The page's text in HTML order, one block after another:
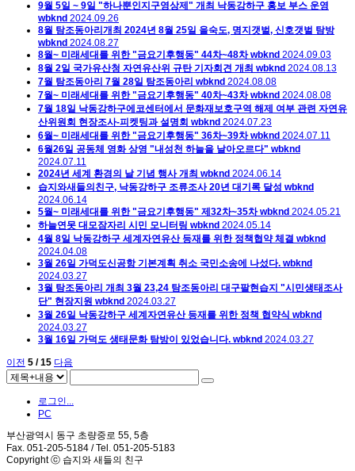
9월 5일 ~ 9일 "하나뿐인지구영상제" 개최 낙동강하구 홍보 부스 운영
wbknd 2024.09.26
8월 탐조동아리개최 2024년 8월 25일 을숙도, 명지갯벌, 신호갯벌 탐방
wbknd 2024.08.27
8월~ 미래세대를 위한 "금요기후행동" 44차~48차 wbknd 2024.09.03
8월 2일 국가유산청 자연유산위 규탄 기자회견 개최 wbknd 2024.08.13
7월 탐조동아리 7월 28일 탐조동아리 wbknd 2024.08.08
7월~ 미래세대를 위한 "금요기후행동" 40차~43차 wbknd 2024.08.08
7월 18일 낙동강하구에코센터에서 문화재보호구역 해제 여부 관련 자연유
산위원회 현장조사-피켓팅과 설명회 wbknd 2024.07.23
6월~ 미래세대를 위한 "금요기후행동" 36차~39차 wbknd 2024.07.11
6월26일 공동체 영화 상영 "내성천 하늘을 날아오르다" wbknd
2024.07.11
2024년 세계 환경의 날 기념 행사 개최 wbknd 2024.06.14
습지와새들의친구, 낙동강하구 조류조사 20년 대기록 달성 wbknd
2024.06.14
5월~ 미래세대를 위한 "금요기후행동" 제32차~35차 wbknd 2024.05.21
하늘연못 대모잠자리 시민 모니터링 wbknd 2024.05.14
4월 8일 낙동강하구 세계자연유산 등재를 위한 정책협약 체결 wbknd
2024.04.08
3월 26일 가덕도신공항 기본계획 취소 국민소송에 나섰다. wbknd
2024.03.27
3월 탐조동아리 개최 3월 23,24 탐조동아리 대구팔현습지 "시민생태조사
단" 현장지원 wbknd 2024.03.27
3월 26일 낙동강하구 세계자연유산 등재를 위한 정책 협약식 wbknd
2024.03.27
3월 16일 가덕도 생태문화 탐방이 있었습니다. wbknd 2024.03.27
이전 5 / 15 다음
로그인...
PC
부산광역시 동구 초량중로 55, 5층
Fax. 051-205-5184 / Tel. 051-205-5183
Copyright ⓒ 습지와 새들의 친구